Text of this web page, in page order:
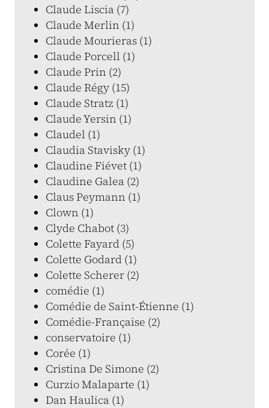
Claude Liscia (7)
Claude Merlin (1)
Claude Mourieras (1)
Claude Porcell (1)
Claude Prin (2)
Claude Régy (15)
Claude Stratz (1)
Claude Yersin (1)
Claudel (1)
Claudia Stavisky (1)
Claudine Fiévet (1)
Claudine Galea (2)
Claus Peymann (1)
Clown (1)
Clyde Chabot (3)
Colette Fayard (5)
Colette Godard (1)
Colette Scherer (2)
comédie (1)
Comédie de Saint-Étienne (1)
Comédie-Française (2)
conservatoire (1)
Corée (1)
Cristina De Simone (2)
Curzio Malaparte (1)
Dan Haulica (1)